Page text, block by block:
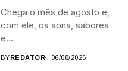
Chega o mês de agosto e,
com ele, os sons, sabores
e...
BYREDATOR 06/08/2026